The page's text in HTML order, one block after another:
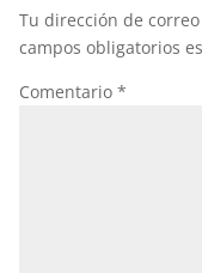
Tu dirección de
campos obligatorios
Comentario *